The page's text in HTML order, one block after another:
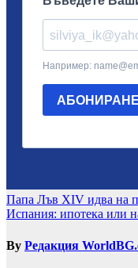
Навигация
Папа Лъв XIV идва на
Испания: ипотека или
By Редакция